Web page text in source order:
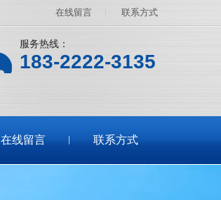
在线留言 联系方式
服务热线：
183-2222-3135
在线留言 联系方式